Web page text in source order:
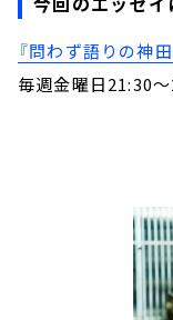
『問わず語りの神
毎週金曜日21:30